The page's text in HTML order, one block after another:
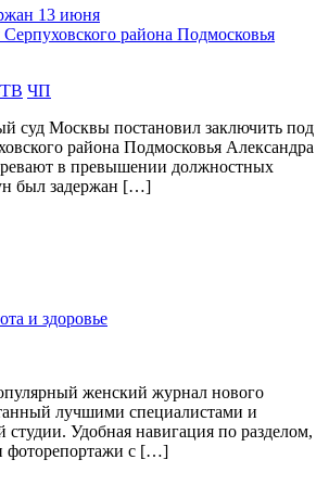
Серпуховского района Подмосковья
ЧП
суд Москвы постановил заключить под
района Подмосковья Александра
в превышении должностных
был задержан […]
и здоровье
женский журнал нового
лучшими специалистами и
студии. Удобная навигация по разделом,
фоторепортажи с […]